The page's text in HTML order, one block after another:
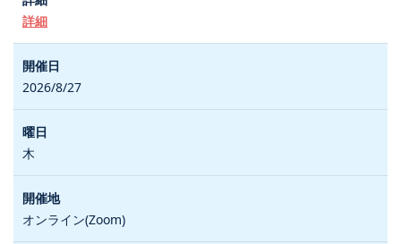
詳細
2026/8/27
木
オンライン(Zoom)